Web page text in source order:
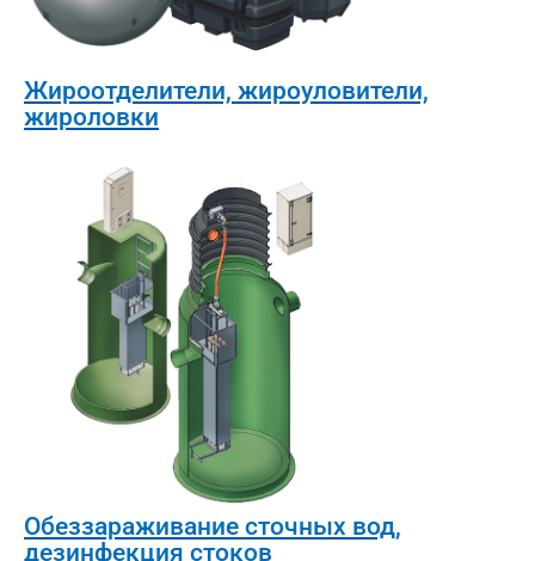
Жироотделители, жироуловители,
жироловки
Обеззараживание сточных вод,
дезинфекция стоков